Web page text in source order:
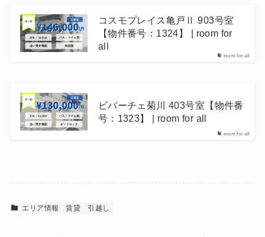
room for all
コスモプレイス亀戸Ⅱ 903号室
【物件番号：1324】 | room for
all
room for all
ビバーチェ菊川 403号室【物件番
号：1323】 | room for all
エリア情報 賃貸 引越し